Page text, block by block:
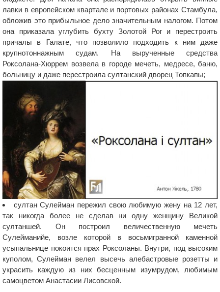
лавки в европейском квартале и портовых районах Стамбула,
обложив это прибыльное дело значительным налогом. Потом
она приказала углубить бухту Золотой Рог и перестроить
причалы в Галате, что позволило подходить к ним даже
крупнотоннажным судам. На вырученные средства
Роксолана-Хюррем возвела в городе мечеть, медресе, баню,
больницу и даже перестроила султанский дворец Топкапы;
султан Сулейман пережил свою любимую жену на 12 лет,
так никогда более не сделав ни одну женщину Великой
султаншей. Он построил величественную мечеть
Сулейманийе, возле которой в восьмигранной каменной
усыпальнице покоится прах Роксоланы. Внутри, под высоким
куполом, Сулейман велел высечь алебастровые розетты и
украсить каждую из них бесценным изумрудом, любимым
самоцветом Анастасии Лисовской.